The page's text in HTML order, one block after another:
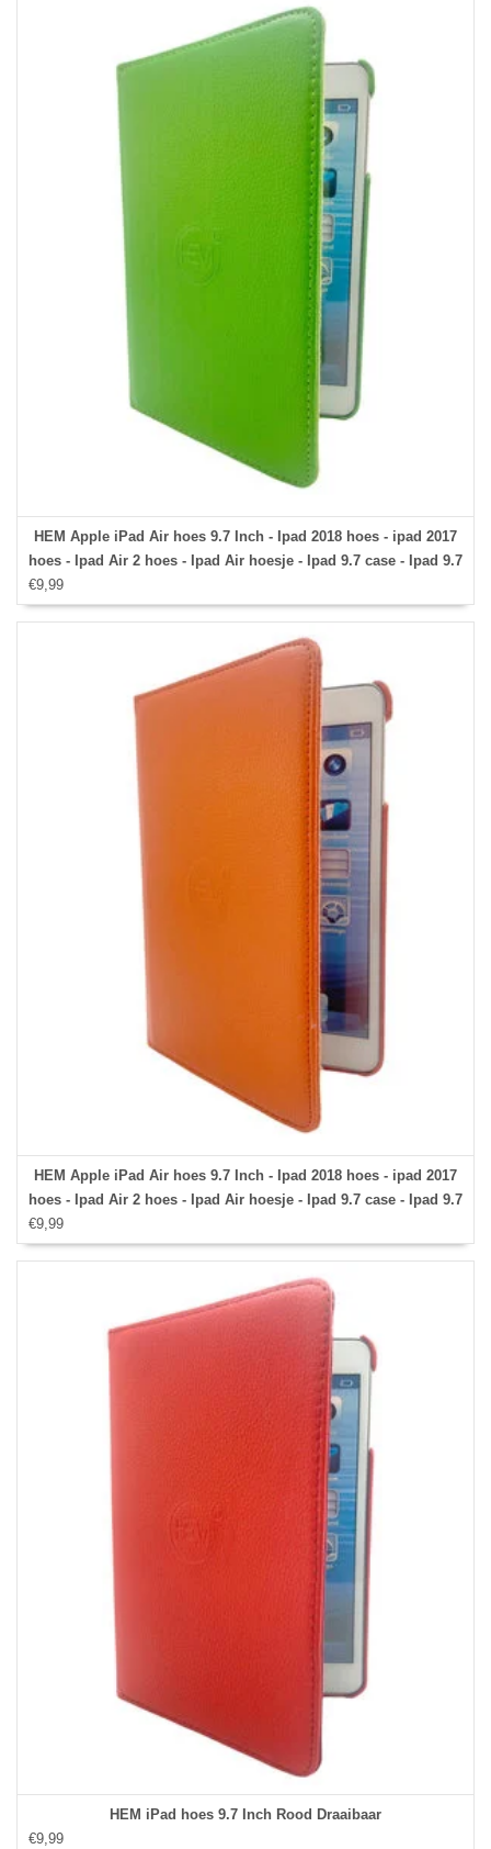
HEM Apple iPad Air hoes 9.7 Inch - Ipad 2018 hoes - ipad 2017
hoes - Ipad Air 2 hoes - Ipad Air hoesje - Ipad 9.7 case - Ipad 9.7
Autowake Draaibare Cover - Ipad hoes 2017/2018 - Groen -
Gehele draaibare bescherming voor Ipad
€9,99
HEM Apple iPad Air hoes 9.7 Inch - Ipad 2018 hoes - ipad 2017
hoes - Ipad Air 2 hoes - Ipad Air hoesje - Ipad 9.7 case - Ipad 9.7
Autowake Draaibare Cover - Ipad hoes 2017/2018 - Oranje -
Gehele draaibare bescherming voor Ipad
€9,99
HEM iPad hoes 9.7 Inch Rood Draaibaar
€9,99